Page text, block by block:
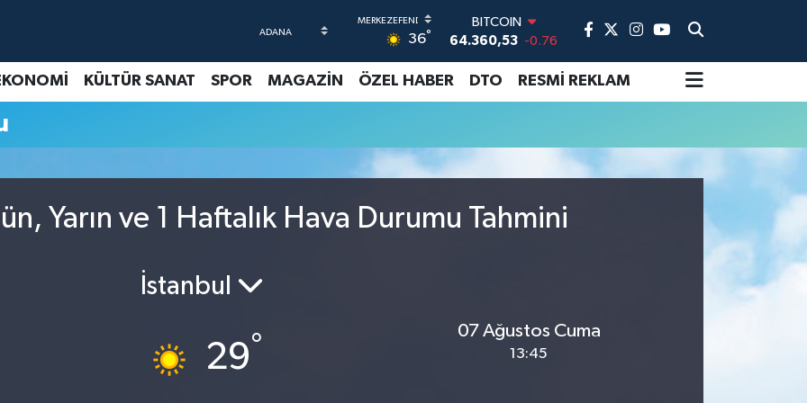
36°
BITCOIN
64.360,53 -0.76
DOLAR
47,7069
0.17
BİST100
13.887
64
KÜLTÜR SANAT SPOR MAGAZİN ÖZEL HABER DTO RESMİ REKLAM
Yarın ve 1 Haftalık Hava Durumu Tahmini
İstanbul
29°
07 Ağustos Cuma
13:45